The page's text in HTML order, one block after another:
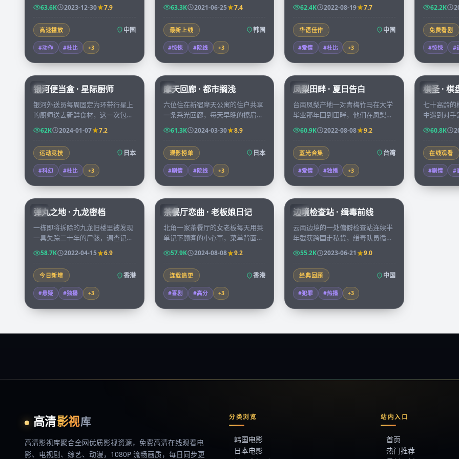
在零下四十度的环境中展开五十六
小时的极限营救。
63.6K 2023-12-30 7.9
高速播放 中国
#动作 #杜比 +3
了一张多年前失踪学生的照片，他
被迫重新打开尘封的旧档。
63.3K 2021-06-25 7.4
最新上线 韩国
#惊悚 #院线 +3
方银河，两颗心也在镜头与望远镜
之间慢慢靠近。
62.4K 2022-08-19 7.7
华语佳作 中国
#爱情 #杜比 +3
岛三个月
看不见的
62.2K
免费看剧
#惊悚 #
JP
59:46
银河便当盒 · 星际厨师
银河外送员每周固定为环带行星上
的厨师送去新鲜食材，这一次包裹
里藏着一封不知名星球的求救信，
她决定改道偏航。
62K 2024-01-07 7.2
运动竞技 日本
#科幻 #杜比 +3
JP
45:37
摩天回廊 · 都市搁浅
六位住在新宿摩天公寓的住户共享
一条采光回廊，每天早晚的擦肩里
他们慢慢拼凑出彼此正在经历的隐
秘人生。
61.3K 2024-03-30 8.9
观影榜单 日本
#剧情 #院线 +3
TW
99:21
凤梨田畔 · 夏日告白
台南凤梨产地一对青梅竹马在大学
毕业那年回到田畔，他们在凤梨花
开的两周里决定是要继续守住家业
还是奔向各自的都市理想。
60.9K 2022-08-08 9.2
蓝光合集 台湾
#爱情 #独播 +3
CN
棋圣 · 棋
七十高龄的
中遇到对手
失散多年
年，胜负
60.8K
在线观看
#剧情 #
HK
99:59
弹丸之地 · 九龙密档
一栋即将拆除的九龙旧楼里被发现
一具失踪二十年的尸骸，调查记者
凭着发黄的房屋契约逐层走访租
户，揭开一段被忽略的城市秘史。
58.7K 2022-04-15 6.9
今日新增 香港
#悬疑 #独播 +3
HK
70:07
茶餐厅恋曲 · 老板娘日记
北角一家茶餐厅的女老板每天用菜
单记下顾客的小心事，菜单背面的
句子悄悄被一位常客抄录下来出版
成书，引发全港回响。
57.9K 2024-08-08 9.2
连载追更 香港
#喜剧 #高分 +3
CN
52:09
边境检查站 · 缉毒前线
云南边境的一处偏僻检查站连续半
年截获跨国走私货，缉毒队员循着
一枚不起眼的硬币追到金三角，揭
开十年前未结的旧案。
55.2K 2023-06-21 9.0
经典回顾 中国
#犯罪 #热播 +3
高清影视库
高清影视库聚合全网优质影视资源， 免费高清在线观看电
影、电视剧、综艺、动漫，1080P 流畅画质，每日同步更
分类浏览
韩国电影
日本电影
站内入口
首页
热门推荐